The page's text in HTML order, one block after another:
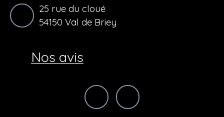
25 rue du cloué
54150 Val de Briey
Nos avis